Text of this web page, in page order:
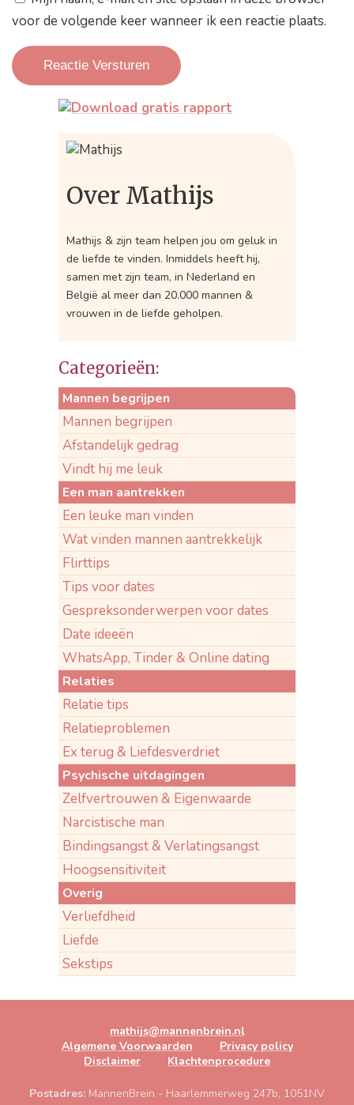
voor de volgende keer wanneer ik een reactie plaats.
Over Mathijs
Mathijs & zijn team helpen jou om geluk in
de liefde te vinden. Inmiddels heeft hij,
samen met zijn team, in Nederland en
België al meer dan 20.000 mannen &
vrouwen in de liefde geholpen.
Categorieën:
Mannen begrijpen
Mannen begrijpen
Afstandelijk gedrag
Vindt hij me leuk
Een man aantrekken
Een leuke man vinden
Wat vinden mannen aantrekkelijk
Flirttips
Tips voor dates
Gespreksonderwerpen voor dates
Date ideeën
WhatsApp, Tinder & Online dating
Relaties
Relatie tips
Relatieproblemen
Ex terug & Liefdesverdriet
Psychische uitdagingen
Zelfvertrouwen & Eigenwaarde
Narcistische man
Bindingsangst & Verlatingsangst
Hoogsensitiviteit
Overig
Verliefdheid
Liefde
Sekstips
mathijs@mannenbrein.nl
Algemene Voorwaarden
Privacy policy
Disclaimer
Klachtenprocedure
Postadres: MannenBrein - Haarlemmerweg 247b, 1051NV